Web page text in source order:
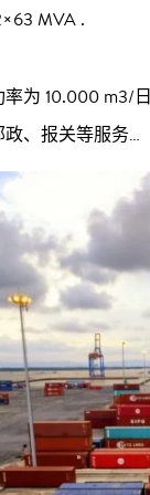
MVA .
率为 10.000 m3/
、报关等服务…